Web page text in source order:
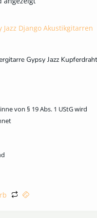
Gypsy Jazz Kupferdraht
von § 19 Abs. 1 UStG wird